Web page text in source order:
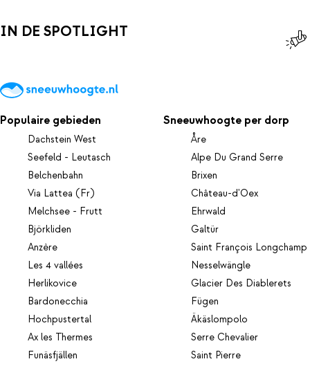
IN DE SPOTLIGHT
Populaire gebieden
Dachstein West
Seefeld - Leutasch
Belchenbahn
Via Lattea (Fr)
Melchsee - Frutt
Björkliden
Anzère
Les 4 vallées
Herlikovice
Bardonecchia
Hochpustertal
Ax les Thermes
Funäsfjällen
Sneeuwhoogte per dorp
Åre
Alpe Du Grand Serre
Brixen
Château-d'Oex
Ehrwald
Galtür
Saint François Longchamp
Nesselwängle
Glacier Des Diablerets
Fügen
Äkäslompolo
Serre Chevalier
Saint Pierre